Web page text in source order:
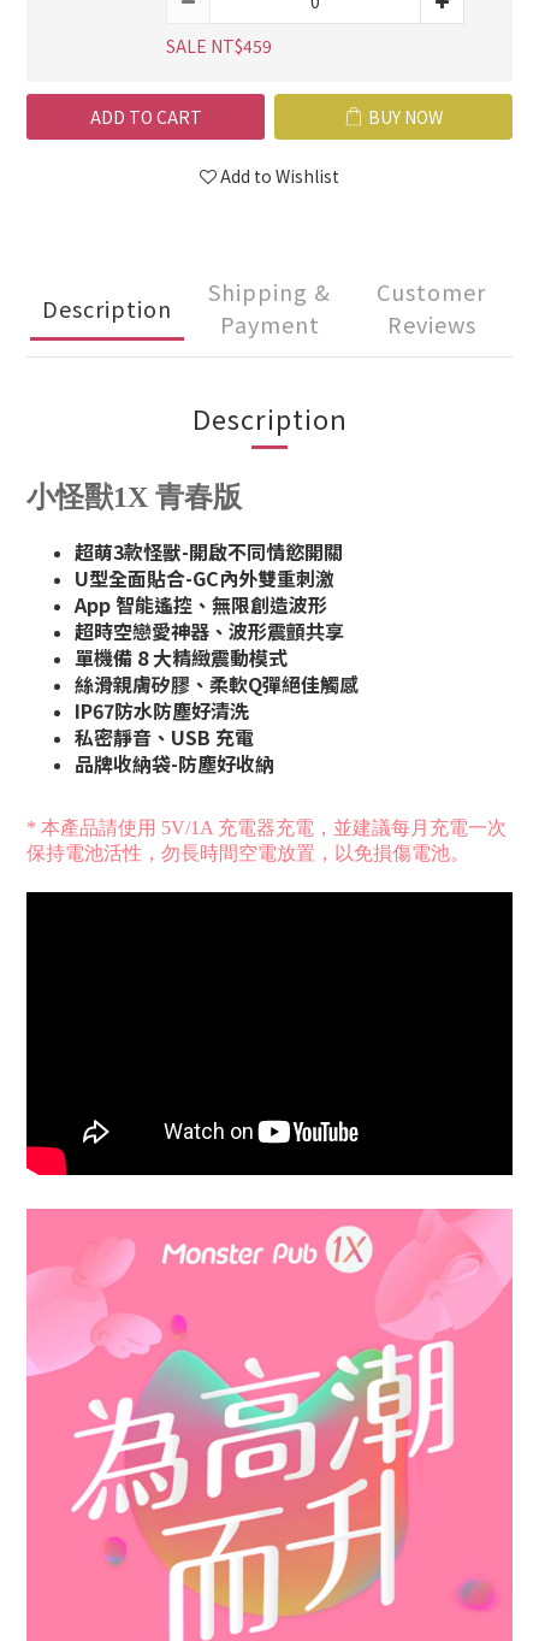
SALE NT$459
ADD TO CART BUY NOW
Add to Wishlist
Description
Shipping &
Payment
Customer
Reviews
Description
小怪獸1X 青春版
超萌3款怪獸-開啟不同情慾開關
U型全面貼合-GC內外雙重刺激
App 智能遙控、無限創造波形
超時空戀愛神器、波形震顫共享
單機備 8 大精緻震動模式
絲滑親膚矽膠、柔軟Q彈絕佳觸感
IP67防水防塵好清洗
私密靜音、USB 充電
品牌收納袋-防塵好收納
* 本產品請使用 5V/1A 充電器充電，並建議每月充電一次
保持電池活性，勿長時間空電放置，以免損傷電池。